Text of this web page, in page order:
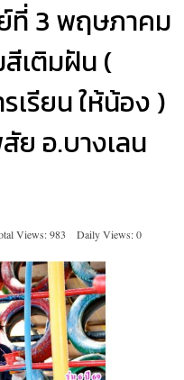
ที่ 3 พฤษภาคม
เติมฝัน (
เรียน ให้น้อง )
ย อ.บางเลน
Views: 983
Daily Views: 0